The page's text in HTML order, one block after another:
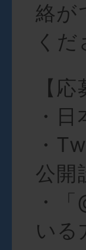
絡が
くだ
【
・
・
公開
・
いる